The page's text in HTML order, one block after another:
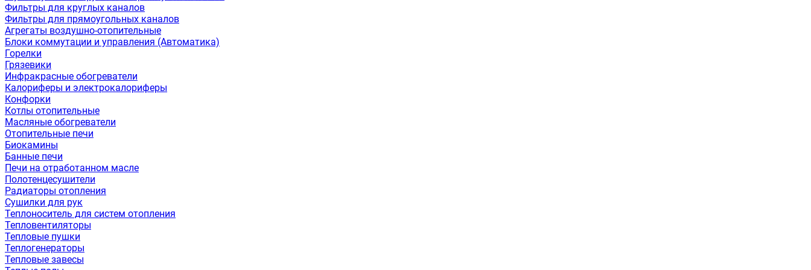
Фильтры для круглых каналов
Фильтры для прямоугольных каналов
Агрегаты воздушно-отопительные
Блоки коммутации и управления (Автоматика)
Горелки
Грязевики
Инфракрасные обогреватели
Калориферы и электрокалориферы
Конфорки
Котлы отопительные
Масляные обогреватели
Отопительные печи
Биокамины
Банные печи
Печи на отработанном масле
Полотенцесушители
Радиаторы отопления
Сушилки для рук
Теплоноситель для систем отопления
Тепловентиляторы
Тепловые пушки
Теплогенераторы
Тепловые завесы